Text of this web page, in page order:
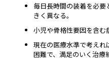
毎日長時間の装着を必
きく異なる。
小児や骨格性要因を含む
現在の医療水準で考えれ
困難で、満足のいく治療